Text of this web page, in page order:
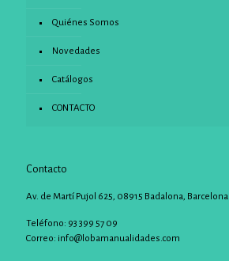
Quiénes Somos
Novedades
Catálogos
CONTACTO
Contacto
Av. de Martí Pujol 625, 08915 Badalona, Barcelona
Teléfono: 93 399 57 09
Correo: info@lobamanualidades.com